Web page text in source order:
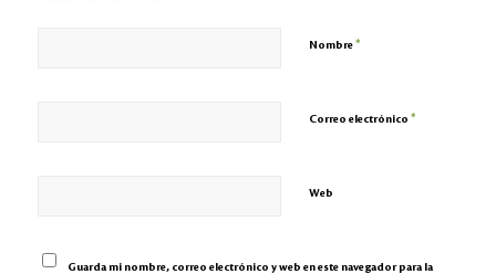
Nombre*
Correo electrónico *
Web
Guarda mi nombre, correo electrónico y web en este navegador para la